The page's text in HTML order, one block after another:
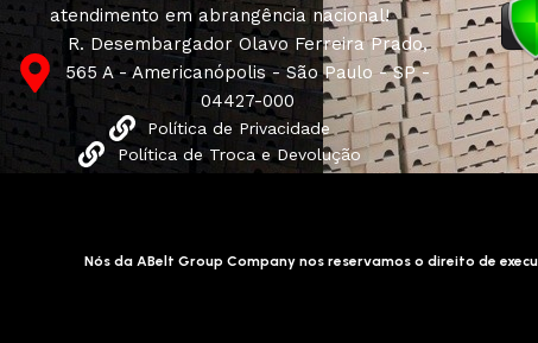
atendimento em abrangência nacional!
R. Desembargador Olavo Ferreira Prado,
565 A - Americanópolis - São Paulo - SP -
04427-000
Política de Privacidade
Política de Troca e Devolução
Nós da ABelt Group Company nos reservamos o direito de